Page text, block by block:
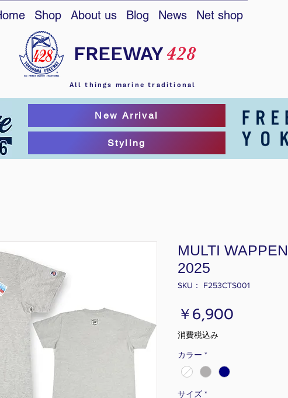
Shop About us Blog News Net shop
FREEWAY428
All things marine traditional
New Arrival
Styling
MULTI
2025
SKU： F253CTS001
￥6,900
消費税込み
カラー *
サイズ *